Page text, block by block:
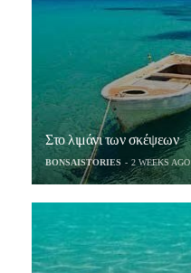
Στο λιμάνι των σκέψεων
BONSAISTORIES 2 WEEKS AGO